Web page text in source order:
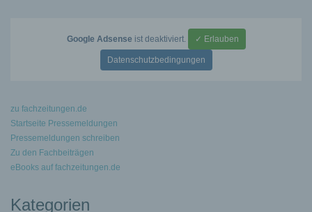
Google Adsense ist deaktiviert. ✓ Erlauben
Datenschutzbedingungen
zu fachzeitungen.de
Startseite Pressemeldungen
Pressemeldungen schreiben
Zu den Fachbeiträgen
eBooks auf fachzeitungen.de
Kategorien